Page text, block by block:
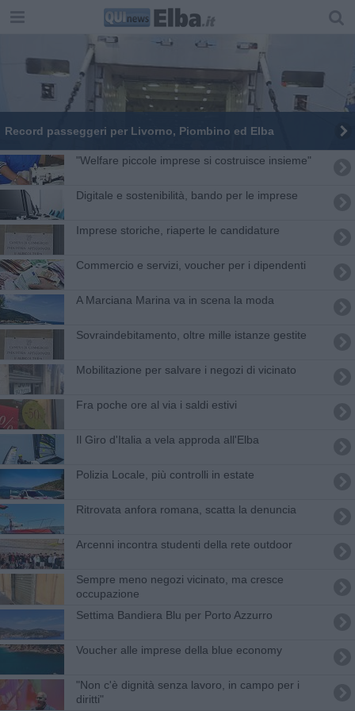
Record passeggeri per Livorno, Piombino ed Elba
"Welfare piccole imprese si costruisce insieme"
Digitale e sostenibilità, bando per le imprese
Imprese storiche, riaperte le candidature
Commercio e servizi, voucher per i dipendenti
A Marciana Marina va in scena la moda
Sovraindebitamento, oltre mille istanze gestite
Mobilitazione per salvare i negozi di vicinato
Fra poche ore al via i saldi estivi
Il Giro d'Italia a vela approda all'Elba
Polizia Locale, più controlli in estate
Ritrovata anfora romana, scatta la denuncia
Arcenni incontra studenti della rete outdoor
Sempre meno negozi vicinato, ma cresce
occupazione
Settima Bandiera Blu per Porto Azzurro
Voucher alle imprese della blue economy
"Non c'è dignità senza lavoro, in campo per i
diritti"